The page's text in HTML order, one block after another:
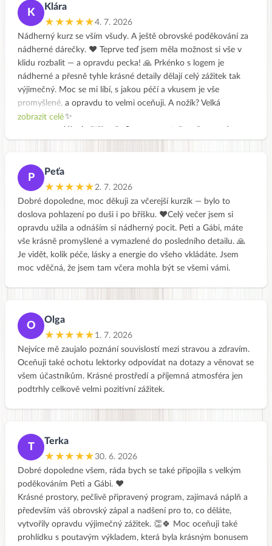
úžasná🙌Těším se na svůj první zeleninový vývar. Škoda, že jsem
si ten tvůj, Peti, včera nevyfotila. Ale můžete mi poslat některá
fotku, až ho budete vařit 🙏🏻 děkuju.
K
Klára
★★★★★4. 7. 2026
Nádherný kurz se vším všudy. A ještě obrovské poděkování za
nádherné dárečky. ❤️ Teprve teď jsem měla možnost si vše v
klidu rozbalit — a opravdu pecka! 🙏 Prkénko s logem je
nádherné a přesně tyhle krásné detaily dělají celý zážitek tak
výjimečný. Moc se mi líbí, s jakou péčí a vkusem je vše
promyšlené, a opravdu to velmi oceňuji. A nožík? Velká
vděčnost! 🔪✨
zobrazit celé
P
Peťa
★★★★★2. 7. 2026
Dobré dopoledne, moc děkuji za včerejší kurzík — bylo to
doslova pohlazení po duši i po bříšku. ❤️Celý večer jsem si
opravdu užila a odnáším si nádherný pocit. Peti a Gábi, máte
vše krásně promyšlené a vymazlené do posledního detailu. 🙏
Je vidět, kolik péče, lásky a energie do všeho vkládáte. Jsem
moc vděčná, že jsem tam včera mohla být se všemi vámi.
O
Olga
★★★★★ 1. 7. 2026
Nejvíce mě zaujalo poznání souvislostí mezi stravou a zdravím.
Oceňuji také ochotu lektorky odpovídat na dotazy a věnovat se
všem účastníkům. Krásné prostředí a příjemná atmosféra jen
podtrhly celkově velmi pozitivní zážitek.
T
Terka
★★★★★30. 6. 2026
Dobré dopoledne všem, ráda bych se také připojila s velkým
poděkováním Peti a Gábi. ❤️
Krásné prostory, pečlivě připravený program, zajímavá náplň a
především váš obrovský zápal a nadšení pro to, co děláte,
vytvořily opravdu výjimečný zážitek. 👏🍀 Moc oceňuji také
prohlídku s poutavým výkladem, která byla krásným bonusem